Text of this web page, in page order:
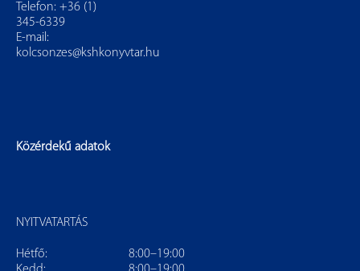
Telefon: +36 (1)
345-6339
E-mail:
kolcsonzes@kshkonyvtar.hu
Közérdekű adatok
NYITVATARTÁS
Hétfő:
8:00–19:00